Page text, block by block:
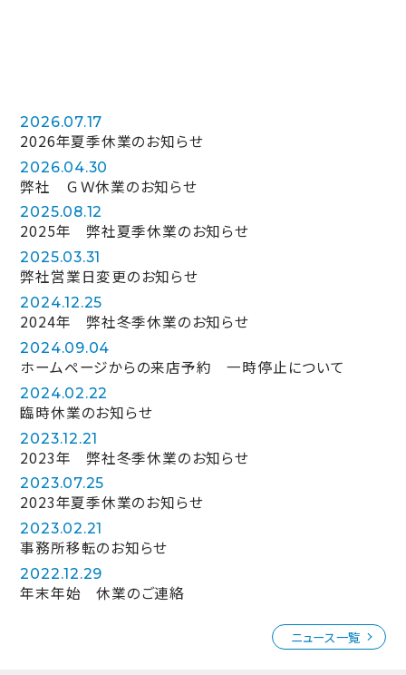
2026.07.17
2026年夏季休業のお知らせ
2026.04.30
弊社 ＧＷ休業のお知らせ
2025.08.12
2025年 弊社夏季休業のお知らせ
2025.03.31
弊社営業日変更のお知らせ
2024.12.25
2024年 弊社冬季休業のお知らせ
2024.09.04
ホームページからの来店予約 一時停止について
2024.02.22
臨時休業のお知らせ
2023.12.21
2023年 弊社冬季休業のお知らせ
2023.07.25
2023年夏季休業のお知らせ
2023.02.21
事務所移転のお知らせ
2022.12.29
年末年始 休業のご連絡
ニュース一覧